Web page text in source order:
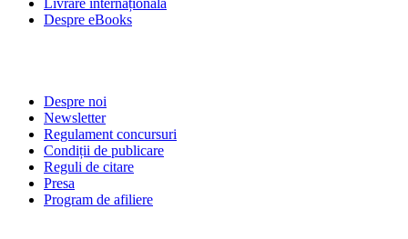
Despre eBooks
Despre noi
Newsletter
Regulament concursuri
Condiții de publicare
Reguli de citare
Presa
Program de afiliere